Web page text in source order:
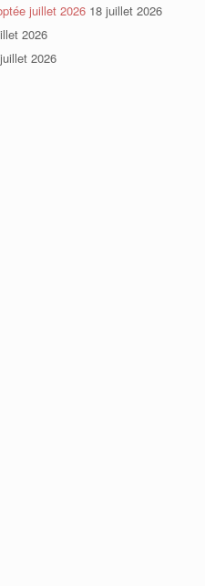
juillet 2026 18 juillet 2026
2026
2026